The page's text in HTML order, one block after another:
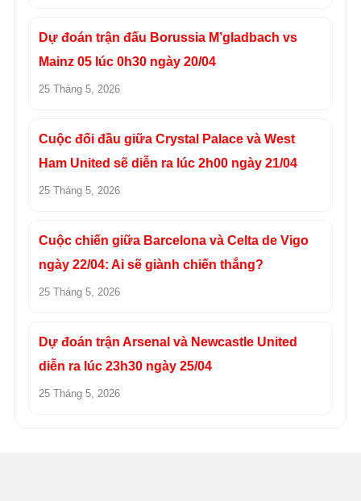
Dự đoán trận đấu Borussia M’gladbach vs
Mainz 05 lúc 0h30 ngày 20/04
25 Tháng 5, 2026
Cuộc đối đầu giữa Crystal Palace và West
Ham United sẽ diễn ra lúc 2h00 ngày 21/04
25 Tháng 5, 2026
Cuộc chiến giữa Barcelona và Celta de Vigo
ngày 22/04: Ai sẽ giành chiến thắng?
25 Tháng 5, 2026
Dự đoán trận Arsenal và Newcastle United
diễn ra lúc 23h30 ngày 25/04
25 Tháng 5, 2026